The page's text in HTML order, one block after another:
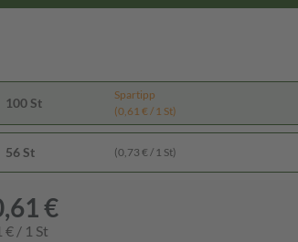
100 St
Spartipp
(0,61 € / 1 St)
56 St (0,73 € / 1 St)
€
€ / 1 St